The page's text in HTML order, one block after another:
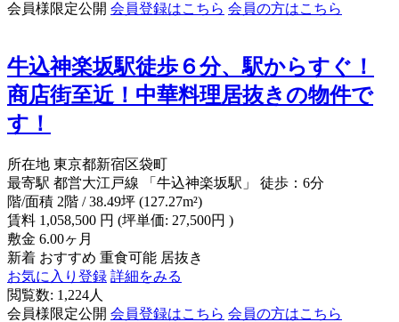
会員様限定公開 会員登録はこちら 会員の方はこちら
牛込神楽坂駅徒歩６分、駅からすぐ！
商店街至近！中華料理居抜きの物件で
す！
所在地 東京都新宿区袋町
最寄駅 都営大江戸線 「牛込神楽坂駅」 徒歩：6分
階/面積 2階 / 38.49坪 (127.27m²)
賃料 1,058,500 円 (坪単価: 27,500円 )
敷金 6.00ヶ月
新着 おすすめ 重食可能 居抜き
お気に入り登録 詳細をみる
閲覧数: 1,224人
会員様限定公開 会員登録はこちら 会員の方はこちら